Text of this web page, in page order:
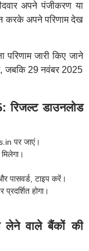
अपने पंजीकरण या
करके अपने परिणाम देख
परिणाम जारी किए जाने
जबकि 29 नवंबर 2025
डाउनलोड
पर जाएं।
पासवर्ड, टाइप करें।
होगा।
वाले बैंकों की